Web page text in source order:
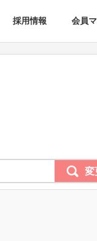
採用情報 会員
変